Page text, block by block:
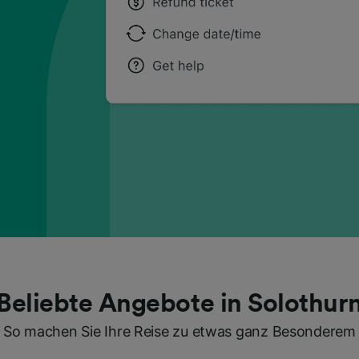
Beliebte Angebote in
So machen Sie Ihre Reise zu etwas ganz Besonderem